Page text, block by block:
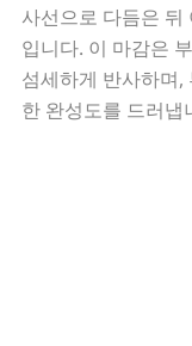
사선으로 다듬은 뒤
입니다. 이 마감은
섬세하게 반사하며,
한 완성도를 드러냅